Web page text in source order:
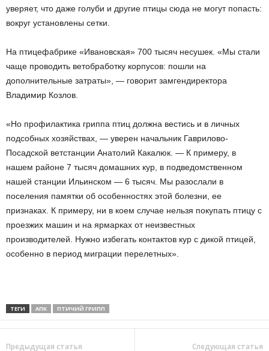
уверяет, что даже голуби и другие птицы сюда не могут попасть:
вокруг установлены сетки.
На птицефабрике «Ивановская» 700 тысяч несушек. «Мы стали
чаще проводить ветобработку корпусов: пошли на
дополнительные затраты», — говорит замгендиректора
Владимир Козлов.
«Но профилактика гриппа птиц должна вестись и в личных
подсобных хозяйствах, — уверен начальник Гаврилово-
Посадской ветстанции Анатолий Какалюк. — К примеру, в
нашем районе 7 тысяч домашних кур, в подведомственном
нашей станции Ильинском — 6 тысяч. Мы разослали в
поселения памятки об особенностях этой болезни, ее
признаках. К примеру, ни в коем случае нельзя покупать птицу с
проезжих машин и на ярмарках от неизвестных
производителей. Нужно избегать контактов кур с дикой птицей,
особенно в период миграции перелетных».
ТЕГИ АПК ПТИЧИЙ ГРИПП
Предыдущая статья Следующая статья